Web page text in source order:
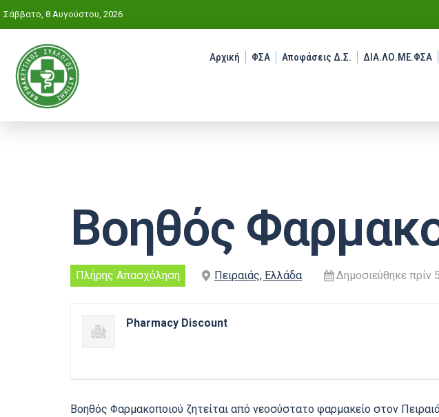
Σάββατο, 8 Αυγούστου, 2026
Αρχική ΦΣΑ Αποφάσεις Δ.Σ. ΔΙΑ.ΛΟ.ΜΕ.ΦΣΑ
Βοηθός
Πλήρης Απασχόληση Πειραιάς, Ελλάδα Δημοσιεύθηκε πρίν
Pharmacy Discount
Βοηθός Φαρμακοποιού ζητείται από νεοσύστατο φαρμακείο στον